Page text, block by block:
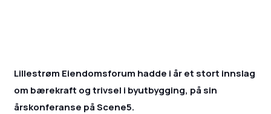
Lillestrøm Eiendomsforum hadde i år et stort innslag
om bærekraft og trivsel i byutbygging, på sin
årskonferanse på Scene5.